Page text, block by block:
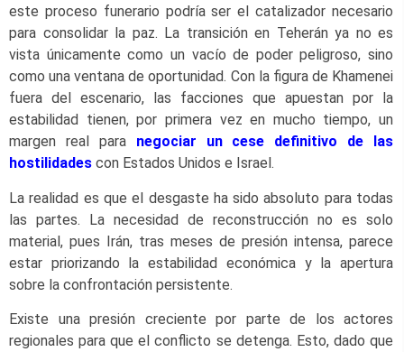
este proceso funerario podría ser el catalizador necesario
para consolidar la paz. La transición en Teherán ya no es
vista únicamente como un vacío de poder peligroso, sino
como una ventana de oportunidad. Con la figura de Khamenei
fuera del escenario, las facciones que apuestan por la
estabilidad tienen, por primera vez en mucho tiempo, un
margen real para negociar un cese definitivo de las
hostilidades con Estados Unidos e Israel.
La realidad es que el desgaste ha sido absoluto para todas
las partes. La necesidad de reconstrucción no es solo
material, pues Irán, tras meses de presión intensa, parece
estar priorizando la estabilidad económica y la apertura
sobre la confrontación persistente.
Existe una presión creciente por parte de los actores
regionales para que el conflicto se detenga. Esto, dado que